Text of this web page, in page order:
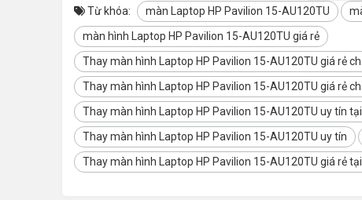
ThÔNG SỐ KỸ THUẬT
Tên Sản phẩm Màn hình laptop HP Pavilion
Tính tương thích Sản phẩm chính hãng dùng
Kích thước 15.6 inch Led mỏng
Độ phân giải WXGA (1366x768) HD
Từ khóa: màn Laptop HP Pavilion 15-AU120TU
màn hình Laptop HP Pavilion 15-AU120TU giá rẻ
Thay màn hình Laptop HP Pavilion 15-AU120TU giá rẻ
Thay màn hình Laptop HP Pavilion 15-AU120TU giá rẻ
Thay màn hình Laptop HP Pavilion 15-AU120TU uy tín
Thay màn hình Laptop HP Pavilion 15-AU120TU uy tín
Thay màn hình Laptop HP Pavilion 15-AU120TU giá rẻ